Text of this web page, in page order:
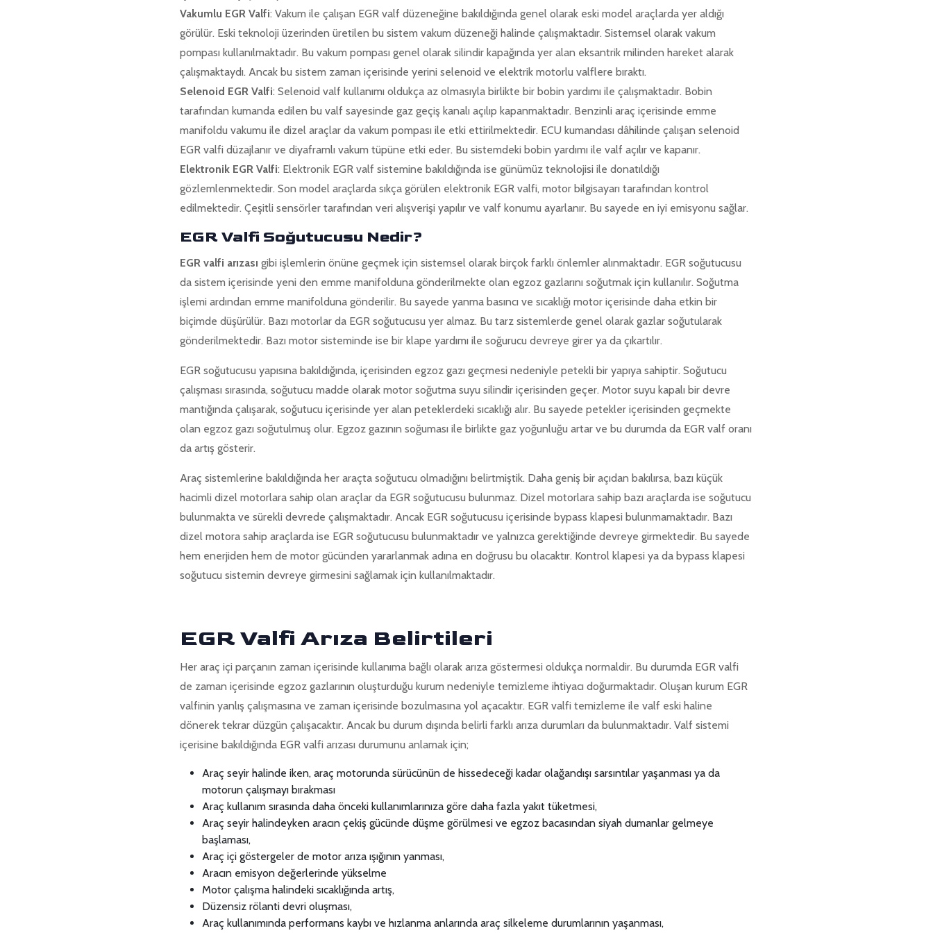
Vakumlu EGR Valfi: Vakum ile çalışan EGR valf düzeneğine bakıldığında genel olarak eski model araçlarda yer aldığı
görülür. Eski teknoloji üzerinden üretilen bu sistem vakum düzeneği halinde çalışmaktadır. Sistemsel olarak vakum
pompası kullanılmaktadır. Bu vakum pompası genel olarak silindir kapağında yer alan eksantrik milinden hareket alarak
çalışmaktaydı. Ancak bu sistem zaman içerisinde yerini selenoid ve elektrik motorlu valflere bıraktı.
Selenoid EGR Valfi: Selenoid valf kullanımı oldukça az olmasıyla birlikte bir bobin yardımı ile çalışmaktadır. Bobin
tarafından kumanda edilen bu valf sayesinde gaz geçiş kanalı açılıp kapanmaktadır. Benzinli araç içerisinde emme
manifoldu vakumu ile dizel araçlar da vakum pompası ile etki ettirilmektedir. ECU kumandası dâhilinde çalışan selenoid
EGR valfi düzajlanır ve diyaframlı vakum tüpüne etki eder. Bu sistemdeki bobin yardımı ile valf açılır ve kapanır.
Elektronik EGR Valfi: Elektronik EGR valf sistemine bakıldığında ise günümüz teknolojisi ile donatıldığı
gözlemlenmektedir. Son model araçlarda sıkça görülen elektronik EGR valfi, motor bilgisayarı tarafından kontrol
edilmektedir. Çeşitli sensörler tarafından veri alışverişi yapılır ve valf konumu ayarlanır. Bu sayede en iyi emisyonu sağlar.
EGR Valfi Soğutucusu Nedir?
EGR valfi arızası gibi işlemlerin önüne geçmek için sistemsel olarak birçok farklı önlemler alınmaktadır. EGR soğutucusu
da sistem içerisinde yeni den emme manifolduna gönderilmekte olan egzoz gazlarını soğutmak için kullanılır. Soğutma
işlemi ardından emme manifolduna gönderilir. Bu sayede yanma basıncı ve sıcaklığı motor içerisinde daha etkin bir
biçimde düşürülür. Bazı motorlar da EGR soğutucusu yer almaz. Bu tarz sistemlerde genel olarak gazlar soğutularak
gönderilmektedir. Bazı motor sisteminde ise bir klape yardımı ile soğurucu devreye girer ya da çıkartılır.
EGR soğutucusu yapısına bakıldığında, içerisinden egzoz gazı geçmesi nedeniyle petekli bir yapıya sahiptir. Soğutucu
çalışması sırasında, soğutucu madde olarak motor soğutma suyu silindir içerisinden geçer. Motor suyu kapalı bir devre
mantığında çalışarak, soğutucu içerisinde yer alan peteklerdeki sıcaklığı alır. Bu sayede petekler içerisinden geçmekte
olan egzoz gazı soğutulmuş olur. Egzoz gazının soğuması ile birlikte gaz yoğunluğu artar ve bu durumda da EGR valf oranı
da artış gösterir.
Araç sistemlerine bakıldığında her araçta soğutucu olmadığını belirtmiştik. Daha geniş bir açıdan bakılırsa, bazı küçük
hacimli dizel motorlara sahip olan araçlar da EGR soğutucusu bulunmaz. Dizel motorlara sahip bazı araçlarda ise soğutucu
bulunmakta ve sürekli devrede çalışmaktadır. Ancak EGR soğutucusu içerisinde bypass klapesi bulunmamaktadır. Bazı
dizel motora sahip araçlarda ise EGR soğutucusu bulunmaktadır ve yalnızca gerektiğinde devreye girmektedir. Bu sayede
hem enerjiden hem de motor gücünden yararlanmak adına en doğrusu bu olacaktır. Kontrol klapesi ya da bypass klapesi
soğutucu sistemin devreye girmesini sağlamak için kullanılmaktadır.
EGR Valfi Arıza Belirtileri
Her araç içi parçanın zaman içerisinde kullanıma bağlı olarak arıza göstermesi oldukça normaldir. Bu durumda EGR valfi
de zaman içerisinde egzoz gazlarının oluşturduğu kurum nedeniyle temizleme ihtiyacı doğurmaktadır. Oluşan kurum EGR
valfinin yanlış çalışmasına ve zaman içerisinde bozulmasına yol açacaktır. EGR valfi temizleme ile valf eski haline
dönerek tekrar düzgün çalışacaktır. Ancak bu durum dışında belirli farklı arıza durumları da bulunmaktadır. Valf sistemi
içerisine bakıldığında EGR valfi arızası durumunu anlamak için;
Araç seyir halinde iken, araç motorunda sürücünün de hissedeceği kadar olağandışı sarsıntılar yaşanması ya da
motorun çalışmayı bırakması
Araç kullanım sırasında daha önceki kullanımlarınıza göre daha fazla yakıt tüketmesi,
Araç seyir halindeyken aracın çekiş gücünde düşme görülmesi ve egzoz bacasından siyah dumanlar gelmeye
başlaması,
Araç içi göstergeler de motor arıza ışığının yanması,
Aracın emisyon değerlerinde yükselme
Motor çalışma halindeki sıcaklığında artış,
Düzensiz rölanti devri oluşması,
Araç kullanımında performans kaybı ve hızlanma anlarında araç silkeleme durumlarının yaşanması,